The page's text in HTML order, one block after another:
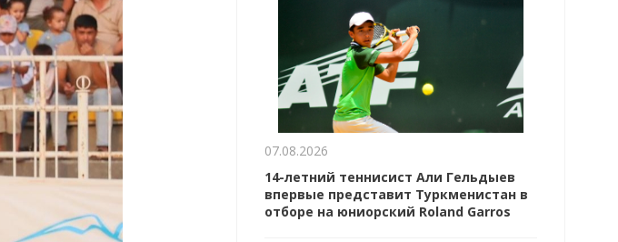
07.08.2026
14-летний теннисист Али Гельдыев
впервые представит Туркменистан в
отборе на юниорский Roland Garros